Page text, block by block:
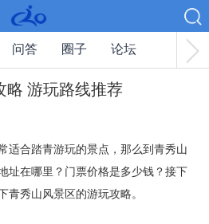
问答 圈子 论坛
略 游玩路线推荐
适合踏青游玩的景点，那么到青秀山
址在哪里？门票价格是多少钱？接下
青秀山风景区的游玩攻略。